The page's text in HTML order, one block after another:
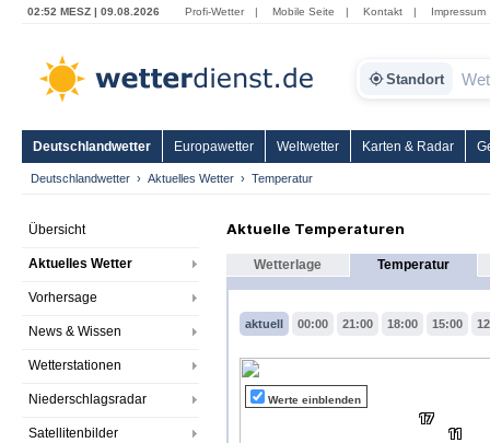
02:52 MESZ | 09.08.2026 Profi-Wetter | Mobile Seite | Kontakt | Impressum
Standort
Deutschlandwetter Europawetter Weltwetter Karten & Radar
Deutschlandwetter Aktuelles Wetter Temperatur
Übersicht
Aktuelles Wetter
Vorhersage
News & Wissen
Wetterstationen
Niederschlagsradar
Satellitenbilder
Aktuelle Temperaturen
Wetterlage Temperatur
aktuell 00:00 21:00 18:00 15:00
Werte einblenden
11
17